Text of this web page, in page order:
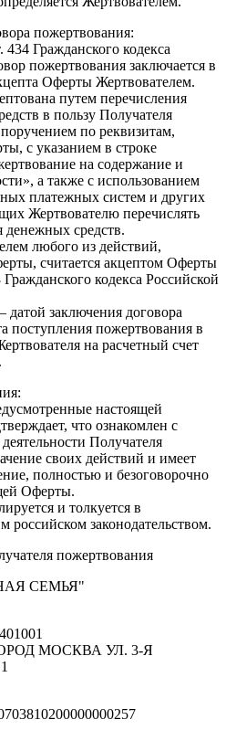
пожертвования:
Гражданского кодекса
пожертвования заключается в
Оферты Жертвователем.
путем перечисления
в пользу Получателя
по реквизитам,
с указанием в строке
на содержание и
а также с использованием
платежных систем и других
Жертвователю перечислять
средств.
любого из действий,
считается акцептом Оферты
кодекса Российской
заключения договора
поступления пожертвования в
на расчетный счет
настоящей
что ознакомлен с
Получателя
своих действий и имеет
полностью и безоговорочно
Оферты.
и толкуется в
российском законодательством.
пожертвования
СЕМЬЯ"
ГОРОД МОСКВА УЛ. 3-Я